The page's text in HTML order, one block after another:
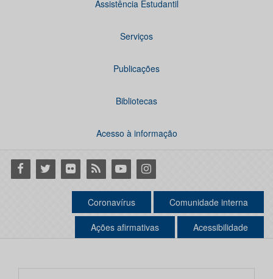
Assistência Estudantil
Serviços
Publicações
Bibliotecas
Acesso à informação
Facebook
Twitter Flickr RSS YoutubeInstagram
Coronavírus Comunidade interna
Ações afirmativas Acessibilidade